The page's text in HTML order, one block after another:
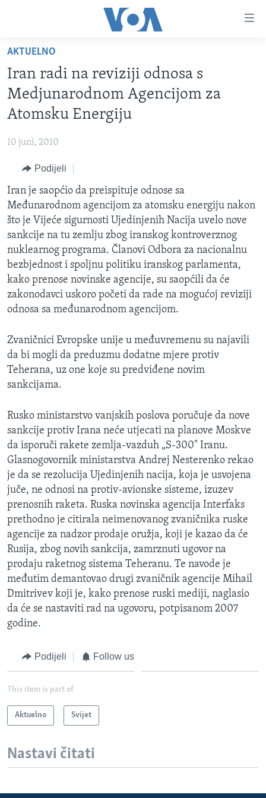
glavni
sadržaj
Pređi
na
glavnu
Idi
pretragu
TV PROGRAM
VIDEO
FOTOGRAFIJE DANA
SJEDINJENE AMERIČKE DRŽAVE
BOSNA I HERCEGOVINA
SVIJET
NAUKA I TEHNOLOGIJA
SPECIJALNI PROJEKTI
KORUPCIJA
SLOBODA MEDIJA
ŽENSKA STRANA
IZBJEGLIČKA STRANA
MAGAZIN
O GLASU AMERIKE
PRATITE NAS
Jezici
AKTUELNO
Iran radi na reviziji odnosa s
Medjunarodnom Agencijom za
Atomsku Energiju
10 juni, 2010
Podijeli
Iran je saopćio da preispituje odnose sa
Međunarodnom agencijom za atomsku energiju nakon
što je Vijeće sigurnosti Ujedinjenih Nacija uvelo nove
sankcije na tu zemlju zbog iranskog kontroverznog
nuklearnog programa. Članovi Odbora za nacionalnu
bezbjednost i spoljnu politiku iranskog parlamenta,
kako prenose novinske agencije, su saopćili da će
zakonodavci uskoro početi da rade na mogućoj reviziji
odnosa sa međunarodnom agencijom.
Zvaničnici Evropske unije u međuvremenu su najavili
da bi mogli da preduzmu dodatne mjere protiv
Teherana, uz one koje su predviđene novim
sankcijama.
Rusko ministarstvo vanjskih poslova poručuje da nove
sankcije protiv Irana neće utjecati na planove Moskve
da isporuči rakete zemlja-vazduh „S-300" Iranu.
Glasnogovornik ministarstva Andrej Nesterenko rekao
je da se rezolucija Ujedinjenih nacija, koja je usvojena
juče, ne odnosi na protiv-avionske sisteme, izuzev
prenosnih raketa. Ruska novinska agencija Interfaks
prethodno je citirala neimenovanog zvaničnika ruske
agencije za nadzor prodaje oružja, koji je kazao da će
Rusija, zbog novih sankcija, zamrznuti ugovor na
prodaju raketnog sistema Teheranu. Te navode je
međutim demantovao drugi zvaničnik agencije Mihail
Dmitrivev koji je, kako prenose ruski mediji, naglasio
da će se nastaviti rad na ugovoru, potpisanom 2007
godine.
Podijeli Follow us
This item is part of
Aktuelno Svijet
Nastavi čitati